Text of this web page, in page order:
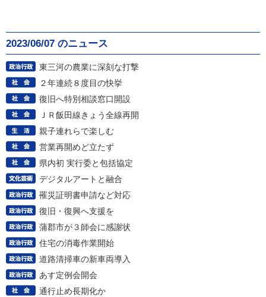
2023/06/07 のニュース
東三河の農業に深刻な打撃
２年連続８度目の快挙
復旧へ特別相談窓口開設
ＪＲ飯田線きょう全線再開
親子連れらで楽しむ
営業再開めど立たず
県内初 実行委と包括協定
デジタルアートと融合
罹災証明書申請など対応
復旧・復興へ支援を
蒲郡市が３師会に感謝状
住宅の消毒作業開始
道路清掃車の新車両導入
あす定例会開会
通行止め長期化か